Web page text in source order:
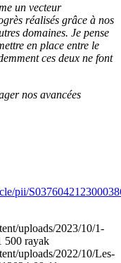
un vecteur
réalisés grâce à nos
domaines. Je pense
en place entre le
ces deux ne font
nos avancées
pii/
uploads/2023/10/1-
500 rayak
uploads/2022/10/Les-